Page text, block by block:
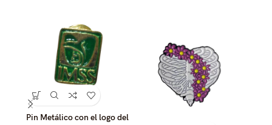
Pin Metálico con el logo del